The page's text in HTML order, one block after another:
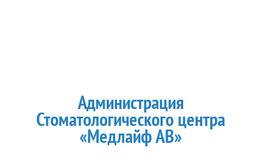
Администрация
Стоматологического центра
«Медлайф АВ»